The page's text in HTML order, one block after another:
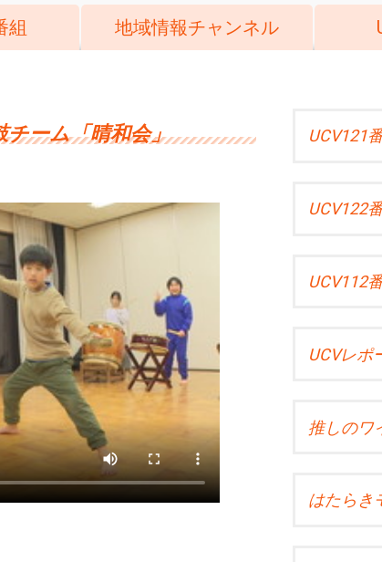
組 地域情報チャンネル
ーム「晴和会」 UCV121
UCV122
UCV112
UCVレポ
推しのワ
はたらき